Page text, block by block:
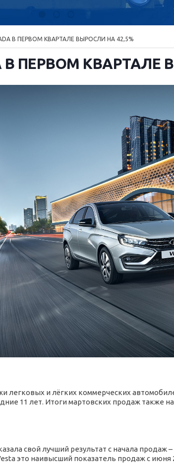
В ПЕРВОМ КВАРТАЛЕ ВЫРОСЛИ НА 42,5%
ПЕРВОМ КВАРТАЛЕ
легковых и лёгких коммерческих
11 лет. Итоги мартовских продаж также
свой лучший результат с начала продаж
это наивысший показатель продаж с июня